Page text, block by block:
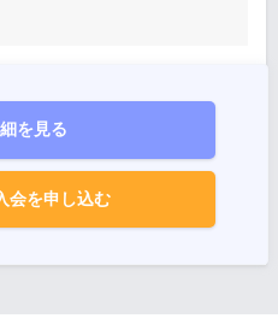
を見る
会を申し込む